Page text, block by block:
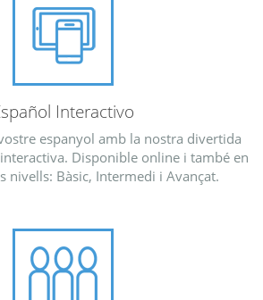
Interactivo
espanyol amb la nostra divertida
Disponible online i també en
nivells: Bàsic, Intermedi i Avançat.